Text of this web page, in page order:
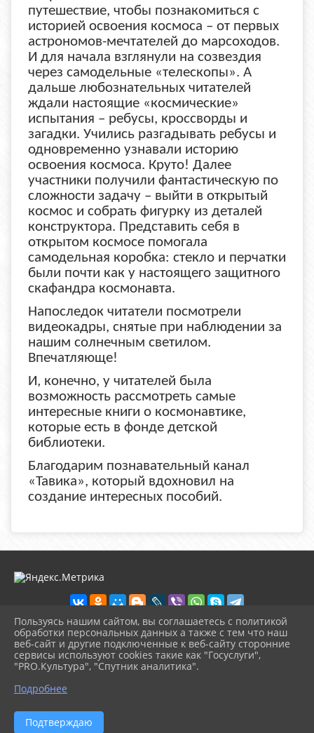
путешествие, чтобы познакомиться с
историей освоения космоса – от первых
астрономов-мечтателей до марсоходов.
И для начала взглянули на созвездия
через самодельные «телескопы». А
дальше любознательных читателей
ждали настоящие «космические»
испытания – ребусы, кроссворды и
загадки. Учились разгадывать ребусы и
одновременно узнавали историю
освоения космоса. Круто! Далее
участники получили фантастическую по
сложности задачу – выйти в открытый
космос и собрать фигурку из деталей
конструктора. Представить себя в
открытом космосе помогала
самодельная коробка: стекло и перчатки
были почти как у настоящего защитного
скафандра космонавта.
Напоследок читатели посмотрели
видеокадры, снятые при наблюдении за
нашим солнечным светилом.
Впечатляюще!
И, конечно, у читателей была
возможность рассмотреть самые
интересные книги о космонавтике,
которые есть в фонде детской
библиотеки.
Благодарим познавательный канал
«Тавика», который вдохновил на
создание интересных пособий.
2026 г. detbibl-novomih.ru
Вход
Карта сайта
Политика обработки персональных данных
Сделано на KubCMS
Разработка и поддержка
Пользуясь нашим сайтом, вы соглашаетесь с политикой
обработки персональных данных а также с тем что наш
веб-сайт и другие подключенные к веб-сайту сторонние
сервисы используют cookies такие как "Госуслуги",
"PRO.Культура", "Спутник аналитика".
Подробнее
Подтверждаю